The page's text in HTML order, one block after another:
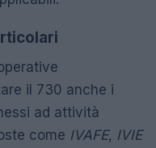
il 730 anche i
ad attività
come IVAFE, IVIE